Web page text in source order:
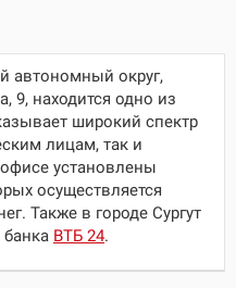
автономный округ,
9, находится одно из
широкий спектр
лицам, так и
установлены
осуществляется
Также в городе Сургут
банка ВТБ 24.